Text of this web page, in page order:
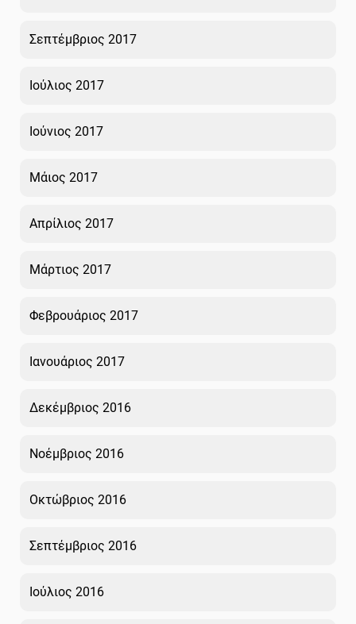
Σεπτέμβριος 2017
Ιούλιος 2017
Ιούνιος 2017
Μάιος 2017
Απρίλιος 2017
Μάρτιος 2017
Φεβρουάριος 2017
Ιανουάριος 2017
Δεκέμβριος 2016
Νοέμβριος 2016
Οκτώβριος 2016
Σεπτέμβριος 2016
Ιούλιος 2016